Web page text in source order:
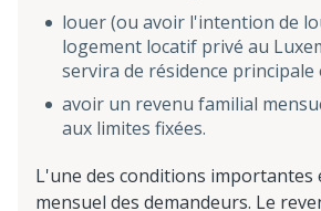
louer (ou avoir l'intention de
logement locatif privé au
servira de résidence
avoir un revenu familial
aux limites fixées.
L'une des conditions importantes
mensuel des demandeurs. Le